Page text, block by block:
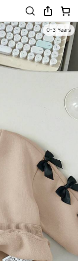
0-3 Years